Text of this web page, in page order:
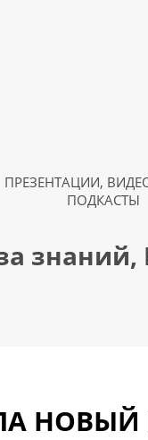
ПРЕЗЕНТАЦИИ,
ПОДКАСТЫ
НОВЫЙ